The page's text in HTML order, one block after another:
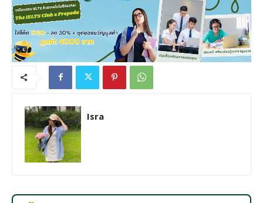
Isra